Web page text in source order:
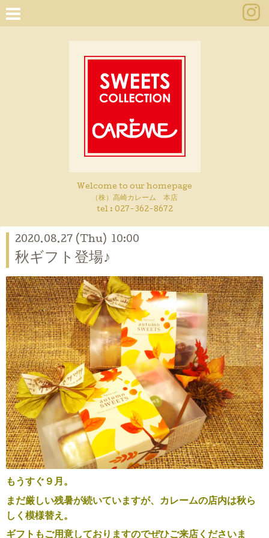
Welcome to our homepage
（株）高崎カレーム 本店
tel : 027-362-8672
2020.08.27 (Thu) 10:00
秋ギフト登場♪
もうすぐ９月。
まだ厳しい残暑が続いていますが、カレームの店内は秋ら
しく模様替え。
ギフトもご用意しておりますのでぜひご来店くださいま